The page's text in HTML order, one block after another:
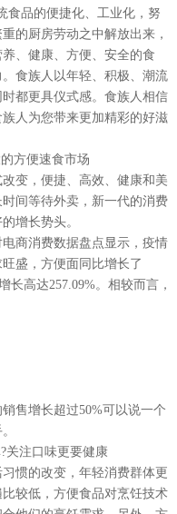
食品的便捷化、工业化，努
的厨房劳动之中解放出来，
、健康、方便、安全的食
食族人以年轻、积极、潮流
都更具仪式感。食族人相信
人为您带来更加精彩的好滋
方便速食市场
变，便捷、高效、健康和美
间等待外卖，新一代的消费
增长势头。
商消费数据盘点显示，疫情
盛，方便面同比增长了
长高达257.09%。相较而言，
售增长超过50%可以说一个
关注口味更要健康
惯的改变，年轻消费群体更
较低，方便食品对烹饪技术